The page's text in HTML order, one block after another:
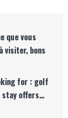
que vous
visiter, bons
for : golf
stay offers…